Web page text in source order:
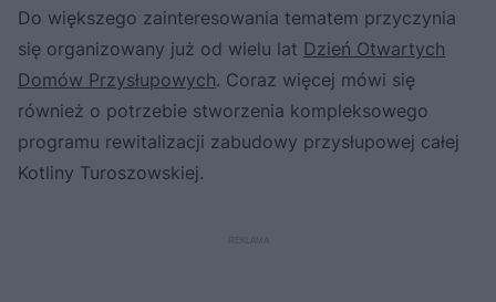
Do większego zainteresowania tematem przyczynia
się organizowany już od wielu lat Dzień Otwartych
Domów Przysłupowych. Coraz więcej mówi się
również o potrzebie stworzenia kompleksowego
programu rewitalizacji zabudowy przysłupowej całej
Kotliny Turoszowskiej.